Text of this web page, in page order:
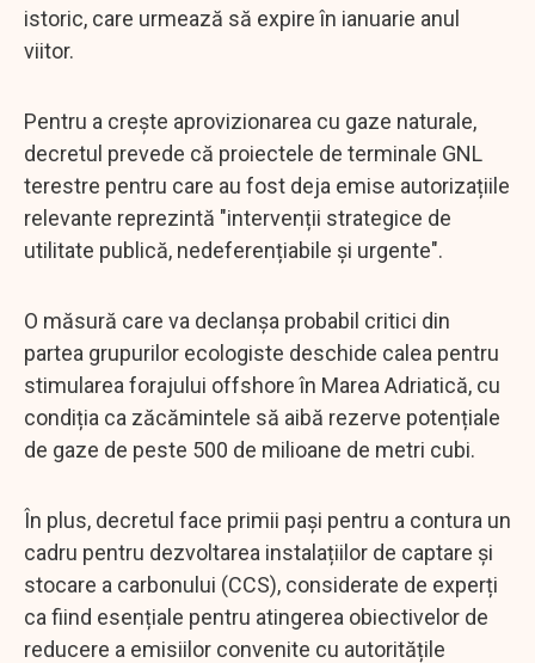
istoric, care urmează să expire în ianuarie anul
viitor.
Pentru a crește aprovizionarea cu gaze naturale,
decretul prevede că proiectele de terminale GNL
terestre pentru care au fost deja emise autorizațiile
relevante reprezintă "intervenții strategice de
utilitate publică, nedeferențiabile și urgente".
O măsură care va declanșa probabil critici din
partea grupurilor ecologiste deschide calea pentru
stimularea forajului offshore în Marea Adriatică, cu
condiția ca zăcămintele să aibă rezerve potențiale
de gaze de peste 500 de milioane de metri cubi.
În plus, decretul face primii pași pentru a contura un
cadru pentru dezvoltarea instalațiilor de captare și
stocare a carbonului (CCS), considerate de experți
ca fiind esențiale pentru atingerea obiectivelor de
reducere a emisiilor convenite cu autoritățile